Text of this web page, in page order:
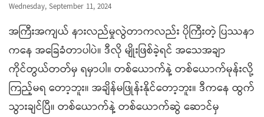
Wednesday, September 11, 2024
အကြီးအကျယ် နားလည်မှုလွဲတာကလည်း ပိုကြီးတဲ့ ပြဿနာ
ကနေ အခြေခံတာပါပဲ။ ဒီလို မျိုးဖြစ်ခဲ့ရင် အသေအချာ
ကိုင်တွယ်တတ်မှ ရမှာပါ။ တစ်ယောက်နဲ့ တစ်ယောက်မုန်းလို့
ကြည့်မရ တော့ဘူး။ အချိန်မဖြုန်းနိုင်တော့ဘူး။ ဒီကနေ ထွက်
သွားချင်ပြီ။ တစ်ယောက်နဲ့ တစ်ယောက်ဆွဲ ဆောင်မှ